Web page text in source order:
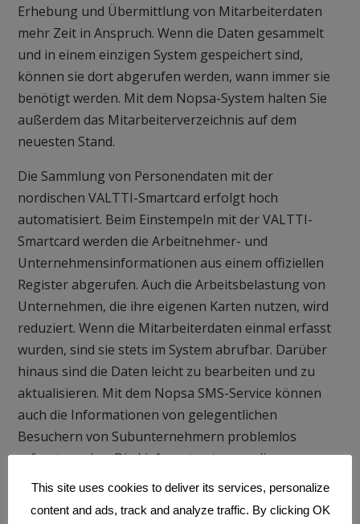
Erhebung und Übermittlung von Mitarbeiterdaten
mehr Zeit in Anspruch. Wenn die Daten gesammelt
und in einem einzigen System gespeichert sind,
können sie dort abgerufen werden, wann immer sie
benötigt werden. Mit dem Nopsa-System halten Sie
außerdem das Mitarbeiterverzeichnis auf dem
neuesten Stand.
Die Sammlung von Personendaten mit der
nordischen VALTTI-Smartcard erfolgt hoch
automatisiert. Beim Einstempeln mit der VALTTI-
Smartcard werden die Arbeitnehmer- und
Unternehmensinformationen aus einem offiziellen
Register abgerufen. Auch die Arbeitsbelastung von
Unternehmen, die ihre eigenen Karten nutzen, wird
reduziert. Wenn die Mitarbeiterdaten einmal erfasst
wurden, sind sie stets im System abrufbar. Darüber
hinaus sind die Daten leicht zu bearbeiten und zu
aktualisieren. Mit dem Nopsa SMS-Service können
auch die Informationen von gelegentlichen
Besuchern von Subunternehmern problemlos
erfasst werden. Die Lieferanten tragen die
notwendigen Daten in ein mobiles Webformular ein
und melden sich über SMS-Nachrichten auf der
This site uses cookies to deliver its services, personalize
content and ads, track and analyze traffic. By clicking OK